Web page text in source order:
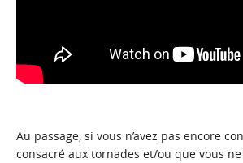
Au passage, si vous n’avez pas encore
consacré aux tornades et/ou que vous ne